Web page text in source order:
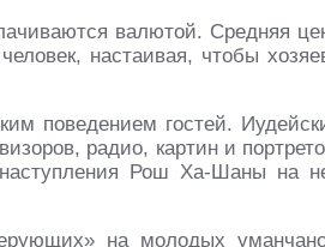
валютой. Средняя
настаивая, чтобы
поведением гостей.
радио, картин и
Рош Ха-Шаны на
на молодых